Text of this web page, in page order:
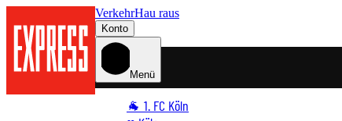
VerkehrHau raus
Konto
Menü
🐐 1. FC Köln